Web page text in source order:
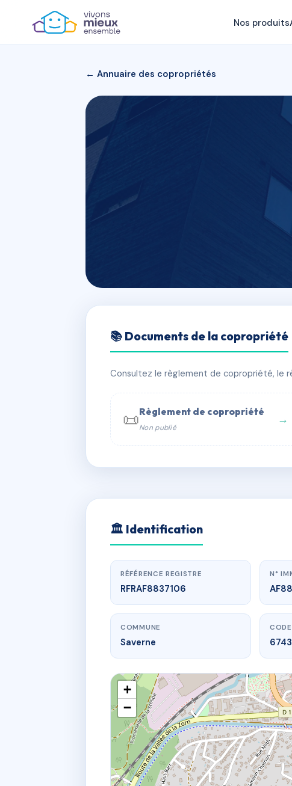
Nos produits
← Annuaire des copropriétés
150 GRAND RUE
📍 150 grand rue 67700 Saverne
📞 Contacter Syndic Digital 💬
📚 Documents de la copropriété
Consultez le règlement de copropriété, le
📜Règlement de copropriété
Non publié
→
150
150 grand
🏛 Identification
RÉFÉRENCE REGISTRE
RFRAF8837106
N°
COMMUNE
Saverne
+
−